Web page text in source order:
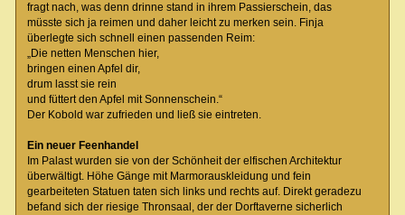
fragt nach, was denn drinne stand in ihrem Passierschein, das
müsste sich ja reimen und daher leicht zu merken sein. Finja
überlegte sich schnell einen passenden Reim:
„Die netten Menschen hier,
bringen einen Apfel dir,
drum lasst sie rein
und füttert den Apfel mit Sonnenschein.“
Der Kobold war zufrieden und ließ sie eintreten.
Ein neuer Feenhandel
Im Palast wurden sie von der Schönheit der elfischen Architektur
überwältigt. Höhe Gänge mit Marmorauskleidung und fein
gearbeiteten Statuen taten sich links und rechts auf. Direkt geradezu
befand sich der riesige Thronsaal, der der Dorftaverne sicherlich